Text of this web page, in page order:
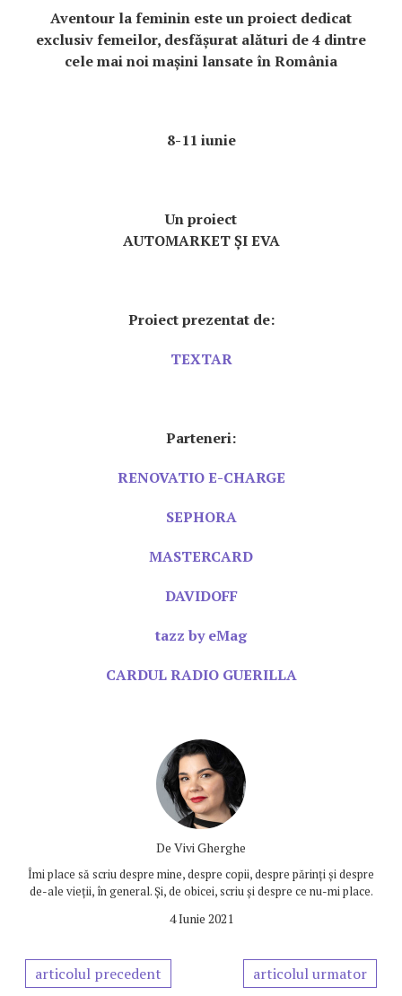
Aventour la feminin este un proiect dedicat
exclusiv femeilor, desfășurat alături de 4 dintre
cele mai noi mașini lansate în România
8-11 iunie
Un proiect
AUTOMARKET ȘI EVA
Proiect prezentat de:
TEXTAR
Parteneri:
RENOVATIO E-CHARGE
SEPHORA
MASTERCARD
DAVIDOFF
tazz by eMag
CARDUL RADIO GUERILLA
De Vivi Gherghe
Îmi place să scriu despre mine, despre copii, despre părinți și despre
de-ale vieții, în general. Și, de obicei, scriu și despre ce nu-mi place.
4 Iunie 2021
articolul precedent articolul urmator